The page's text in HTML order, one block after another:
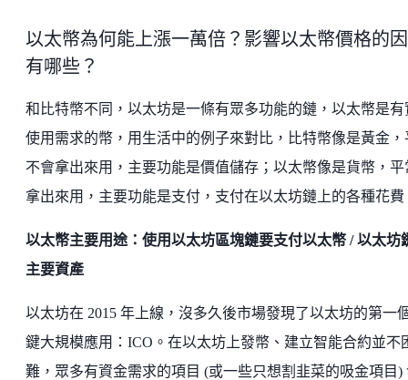
以太幣為何能上漲一萬倍？影響以太幣價格的
有哪些？
和比特幣不同，以太坊是一條有眾多功能的鏈，以太幣是有
使用需求的幣，用生活中的例子來對比，比特幣像是黃金，
不會拿出來用，主要功能是價值儲存；以太幣像是貨幣，平
拿出來用，主要功能是支付，支付在以太坊鏈上的各種花費
以太幣主要用途：使用以太坊區塊鏈要支付以太幣 / 以太坊
主要資產
以太坊在 2015 年上線，沒多久後市場發現了以太坊的第一
鍵大規模應用：ICO。在以太坊上發幣、建立智能合約並不
難，眾多有資金需求的項目 (或一些只想割韭菜的吸金項目)